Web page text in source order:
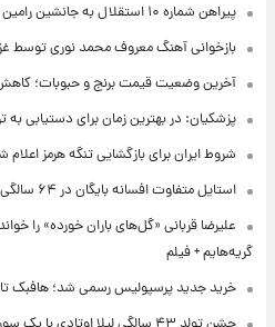
پیراهن شماره ۱۰ استقلال به جانشین رامین رضاییان رسید + عکس
بازخوانی آهنگ معروف محمد نوری توسط
آخرین وضعیت قیمت برنج و حبوبات؛
پزشکیان: در بهترین زمان برای دستیابی به
شروط ایران برای بازگشایی تنگه هرمز اعلام
استایل متفاوت افسانه بایگان در ۶۴ سالگی + عکس
علیرضا قربانی «گل‌های باران خورده» را
گریه‌هایم + فیلم
خرید جدید پرسپولیس رسمی شد؛ هافبک